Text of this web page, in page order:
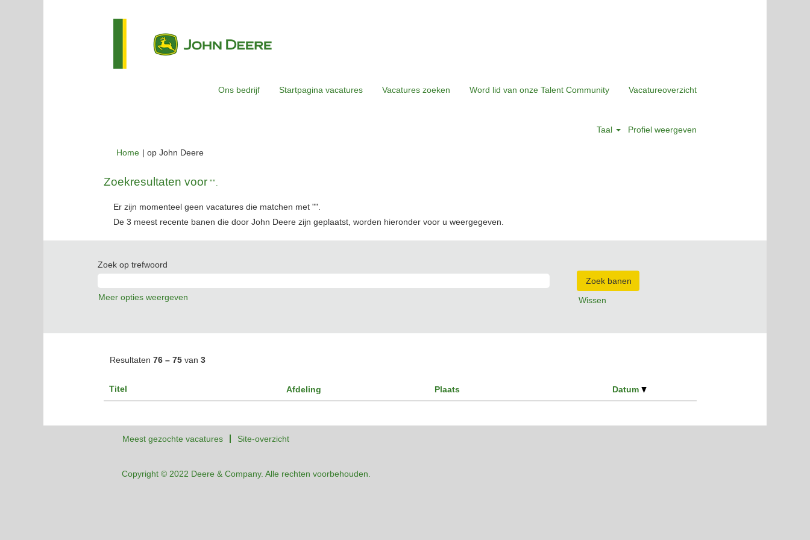
Ons bedrijf Startpagina vacatures Vacatures zoeken Word lid van onze Talent Community Vacatureoverzicht
Taal Profiel weergeven
Home | op John Deere(huidige
Zoekresultaten voor "".
Er zijn momenteel geen vacatures die matchen met "".
De 3 meest recente banen die door John Deere zijn geplaatst, worden hieronder voor u weergegeven.
Zoek op trefwoord
Meer opties weergeven Wissen
Resultaten 76 – 75 van 3
Titel Afdeling Plaats Datum
Meest gezochte vacatures Site-overzicht
Copyright © 2022 Deere & Company. Alle rechten voorbehouden.